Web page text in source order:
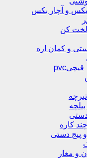
و آچار بکس
کن
و کمان اره
قیچیpvc
چند کاره
پیج دستی
و مغار